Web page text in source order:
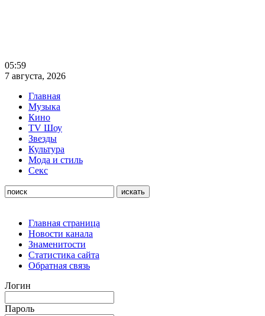
05:59
7 августа, 2026
Главная
Музыка
Кино
TV Шоу
Звезды
Культура
Мода и стиль
Секс
Главная страница
Новости канала
Знаменитости
Статистика сайта
Обратная связь
Логин
Пароль